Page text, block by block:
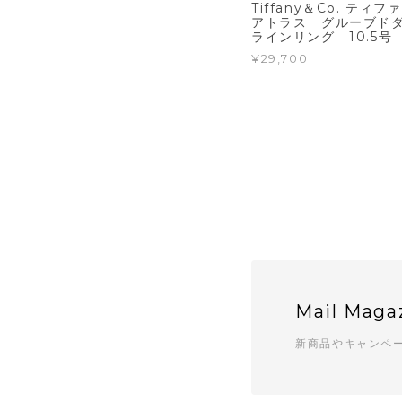
Tiffany＆Co. ティフ
アトラス グルーブド
ラインリング 10.5号
¥29,700
Mail
新商品やキャンペ